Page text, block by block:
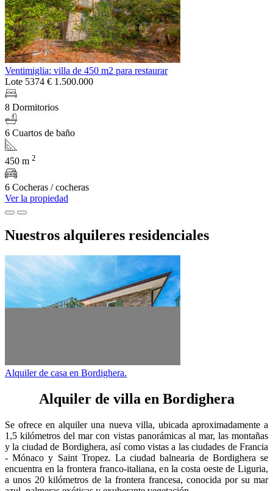
Ventimiglia: villa de 450 m2 para restaurar
Lote 5374 € 1.500.000
8 Dormitorios
6 Cuartos de baño
450 m 2
6 Cocheras / cocheras
Ver la propiedad
Nuestros alquileres residenciales
Alquiler de casa en Bordighera.
Alquiler de villa en Bordighera
Se ofrece en alquiler una nueva villa, ubicada aproximadamente a
1,5 kilómetros del mar con vistas panorámicas al mar, las montañas
y la ciudad de Bordighera, así como vistas a las ciudades de Francia
- Mónaco y Saint Tropez. La ciudad balnearia de Bordighera se
encuentra en la frontera franco-italiana, en la costa oeste de Liguria,
a unos 20 kilómetros de la frontera francesa, conocida por su mar